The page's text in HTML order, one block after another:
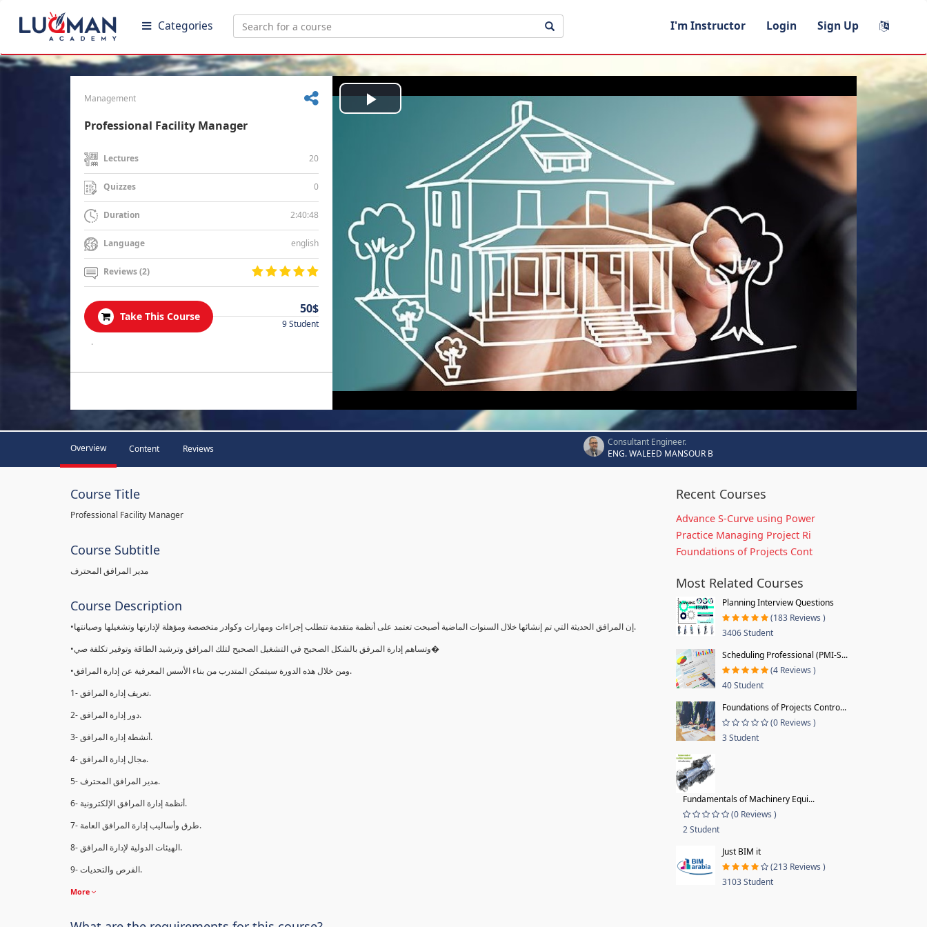
Categories I'm Instructor Login Sign Up
Management
Professional Facility Manager
Lectures 20
Quizzes 0
Duration 2:40:48
Language english
Reviews (2)
Take This Course
50$
9 Student
.
Play
Overview Content Reviews
Consultant Engineer.
ENG. WALEED MANSOUR B
Course Title
Professional Facility Manager
Course Subtitle
مدير المرافق المحترف
Course Description
•إن المرافق الحديثة التي تم إنشائها خلال السنوات الماضية أصبحت تعتمد على أنظمة متقدمة تتطلب إجراءات ومهارات وكوادر متخصصة ومؤهلة لإدارتها وتشغیلھا وصیانتھا.
•وتساهم إدارة المرفق بالشكل الصحيح في التشغيل الصحيح لتلك المرافق وترشيد الطاقة وتوفير تكلفة صي�
•ومن خلال ھذه الدورة سيتمكن المتدرب من بناء الأسس المعرفية عن إدارة المرافق.
1- تعريف إدارة المرافق.
2- دور إدارة المرافق.
3- أنشطة إدارة المرافق.
4- مجال إدارة المرافق.
5- مدير المرافق المحترف.
6- أنظمة إدارة المرافق الإلكترونية.
7- طرق وأساليب إدارة المرافق العامة.
8- الهيئات الدولية لإدارة المرافق.
9- الفرص والتحديات.
More
Recent Courses
Advance S-Curve using Power
Practice Managing Project Ri
Foundations of Projects Cont
Most Related Courses
Planning Interview Questions
(183 Reviews )
3406 Student
Scheduling Professional (PMI-S...
(4 Reviews )
40 Student
Foundations of Projects Contro...
(0 Reviews )
3 Student
Fundamentals of Machinery Equi...
(0 Reviews )
2 Student
Just BIM it
(213 Reviews )
3103 Student